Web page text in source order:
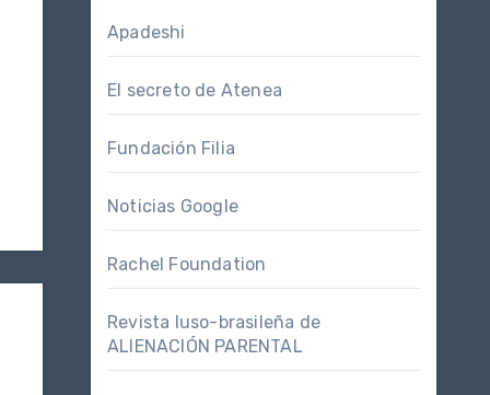
Apadeshi
El secreto de Atenea
Fundación Filia
Noticias Google
Rachel Foundation
Revista luso-brasileña de
ALIENACIÓN PARENTAL